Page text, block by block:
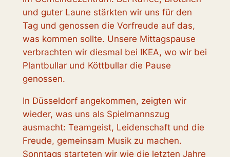
und guter Laune stärkten wir uns für den
Tag und genossen die Vorfreude auf das,
was kommen sollte. Unsere Mittagspause
verbrachten wir diesmal bei IKEA, wo wir bei
Plantbullar und Köttbullar die Pause
genossen.
In Düsseldorf angekommen, zeigten wir
wieder, was uns als Spielmannszug
ausmacht: Teamgeist, Leidenschaft und die
Freude, gemeinsam Musik zu machen.
Sonntags starteten wir wie die letzten Jahre